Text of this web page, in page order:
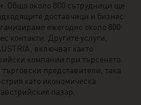
Общо около 800 сътрудници ще
доставчици и бизнес
ежегодно около 800
контакти. Другите услуги,
включват както
компании при търсенето
представители, така
като икономическа
пазар.